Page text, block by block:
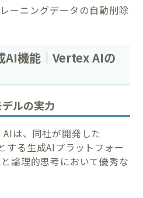
ーニングデータの自動削除
機能｜Vertex AIの
ルの実力
は、同社が開発した
る生成AIプラットフォー
論理的思考において優秀な